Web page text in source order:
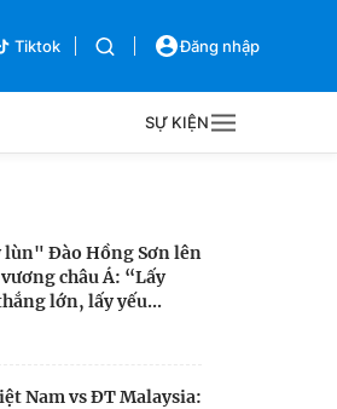
Tiktok Đăng nhập
SỰ KIỆN
Bên lề
lùn" Đào Hồng Sơn lên
châu Á: “Lấy
lớn, lấy yếu...
Nam vs ĐT Malaysia: